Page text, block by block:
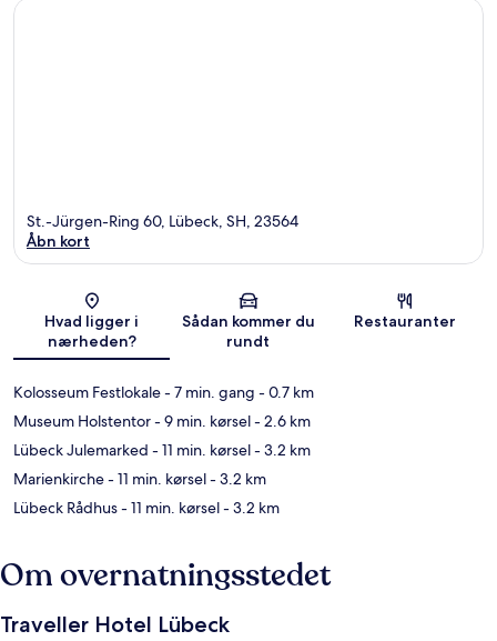
Kort
St.-Jürgen-Ring 60, Lübeck, SH, 23564
Åbn kort
Hvad ligger i
nærheden?
Sådan kommer du
rundt
Restauranter
Kolosseum Festlokale- 7 min. gang - 0.7 km
Museum Holstentor- 9 min. kørsel- 2.6 km
Lübeck Julemarked - 11 min. kørsel- 3.2 km
Marienkirche- 11 min. kørsel- 3.2 km
Lübeck Rådhus- 11 min. kørsel- 3.2 km
Om overnatningsstedet
Traveller Hotel Lübeck